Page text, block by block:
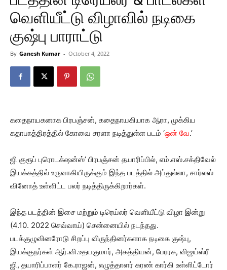
வெளியீட்டு விழாவில் நடிகை
குஷ்பு பாராட்டு
By Ganesh Kumar - October 4, 2022
கதைநாயகனாக பிரபஞ்சன், கதைநாயகியாக ஆரா, முக்கிய
கதாபாத்திரத்தில் கோவை சரளா நடித்துள்ள படம் ‘ஒன் வே.’
ஜி குரூப் புரொடக்‌ஷன்ஸ்’ பிரபஞ்சன் தயாரிப்பில், எம்.எஸ்.சக்திவேல்
இயக்கத்தில் உருவாகியிருக்கும் இந்த படத்தில் அப்துல்லா, சார்லஸ்
வினோத் உள்ளிட்ட பலர் நடித்திருக்கிறார்கள்.
இந்த படத்தின் இசை மற்றும் டிரெய்லர் வெளியீட்டு விழா இன்று
(4.10. 2022 செவ்வாய்) சென்னையில் நடந்தது.
படக்குழுவினரோடு சிறப்பு விருந்தினர்களாக நடிகை குஷ்பு,
இயக்குநர்கள் ஆர்.வி.உதயகுமார், அகத்தியன், பேரரசு, விஜய்ஸ்ரீ
ஜி, தயாரிப்பாளர் கே.ராஜன், எழுத்தாளர் கரண் கார்கி உள்ளிட்டோர்